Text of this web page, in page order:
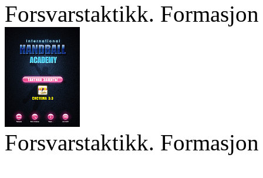
Forsvarstaktikk.
Forsvarstaktikk.